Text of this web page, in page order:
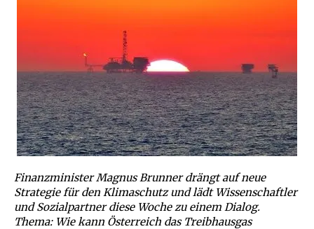
Finanzminister Magnus Brunner drängt auf neue
Strategie für den Klimaschutz und lädt Wissenschaftler
und Sozialpartner diese Woche zu einem Dialog.
Thema: Wie kann Österreich das Treibhausgas